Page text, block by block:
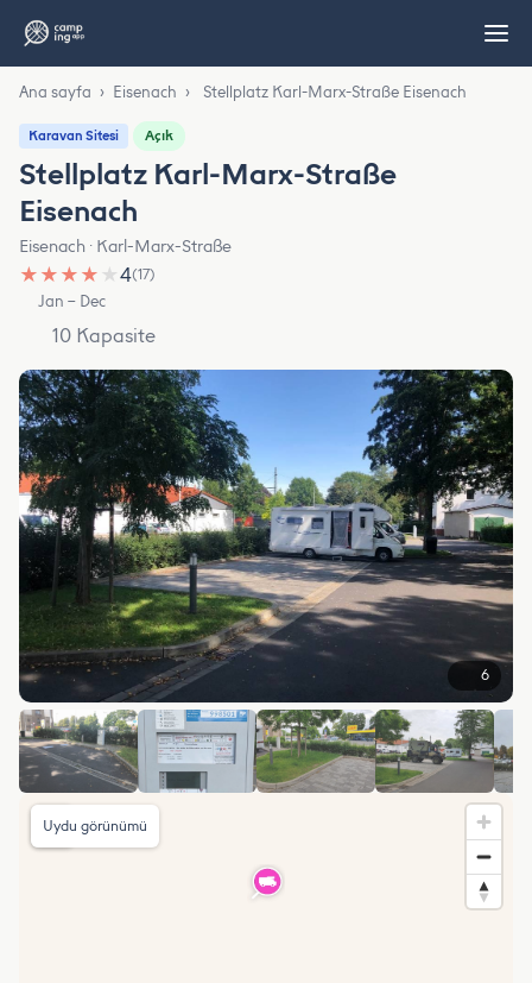
Ana sayfa › Eisenach › Stellplatz Karl-Marx-Straße Eisenach
Karavan Sitesi Açık
Stellplatz Karl-Marx-Straße
Eisenach
Eisenach · Karl-Marx-Straße
★ ★ ★ ★ ★4(17)
Jan – Dec
10 Kapasite
6
Uydu görünümü